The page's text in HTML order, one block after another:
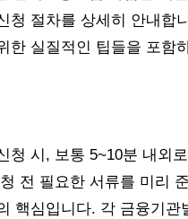
청 절차를 상세히 안내합
한 실질적인 팁들을 포함
청 시, 보통 5~10분 내외
전 필요한 서류를 미리
핵심입니다. 각 금융기관